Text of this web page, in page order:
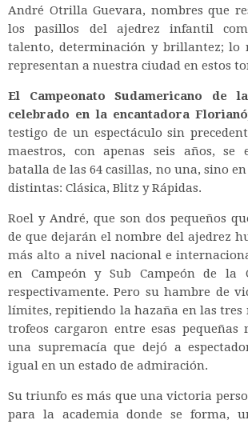
André Otrilla Guevara, nombres que
los pasillos del ajedrez infantil
talento, determinación y brillantez; lo
representan a nuestra ciudad en estos
El Campeonato Sudamericano de
celebrado en la encantadora
testigo de un espectáculo sin
maestros, con apenas seis años, se
batalla de las 64 casillas, no una, sino
distintas: Clásica, Blitz y Rápidas.
Roel y André, que son dos pequeños
de que dejarán el nombre del ajedrez
más alto a nivel nacional e
en Campeón y Sub Campeón de la
respectivamente. Pero su hambre de
límites, repitiendo la hazaña en las tres
trofeos cargaron entre esas pequeñas
una supremacía que dejó a
igual en un estado de admiración.
Su triunfo es más que una victoria
para la academia donde se forma,